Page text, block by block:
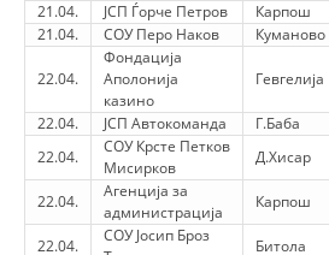
21.04.
ЈСП Ѓорче Петров Карпош
21.04.
СОУ Перо Наков Куманово
22.04.
Фондација
Аполонија
казино
Гевгелија
22.04. ЈСП Автокоманда Г.Баба
22.04.
СОУ Крсте Петков
Мисирков
Д.Хисар
22.04.
Агенција за
администрација
Карпош
22.04.
СОУ Јосип Броз
Битола